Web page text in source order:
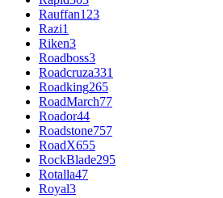
Rauffan123
Razi1
Riken3
Roadboss3
Roadcruza331
Roadking265
RoadMarch77
Roador44
Roadstone757
RoadX655
RockBlade295
Rotalla47
Royal3